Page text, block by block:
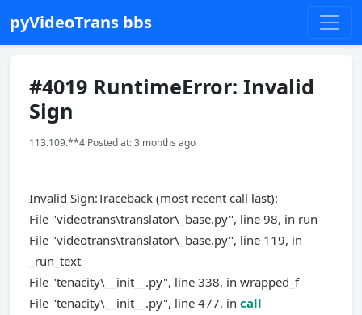
pyVideoTrans bbs
#4019 RuntimeError: Invalid
Sign
113.109.**4 Posted at: 3 months ago
Invalid Sign:Traceback (most recent call last):
File "videotrans\translator\_base.py", line 98, in run
File "videotrans\translator\_base.py", line 119, in
_run_text
File "tenacity\__init__.py", line 338, in wrapped_f
File "tenacity\__init__.py", line 477, in call